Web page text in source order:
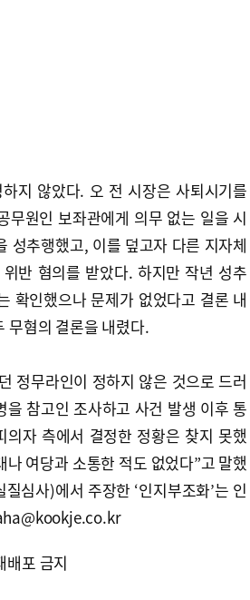
지 않았다. 오 전 시장은 사퇴시기를
무원인 보좌관에게 의무 없는 일을 시
성추행했고, 이를 덮고자 다른 지자체
반 혐의를 받았다. 하지만 작년 성추
확인했으나 문제가 없었다고 결론 내
무혐의 결론을 내렸다.
정무라인이 정하지 않은 것으로 드러
참고인 조사하고 사건 발생 이후 통
자 측에서 결정한 정황은 찾지 못했
여당과 소통한 적도 없었다”고 말했
심사)에서 주장한 ‘인지부조화’는 인
포 금지